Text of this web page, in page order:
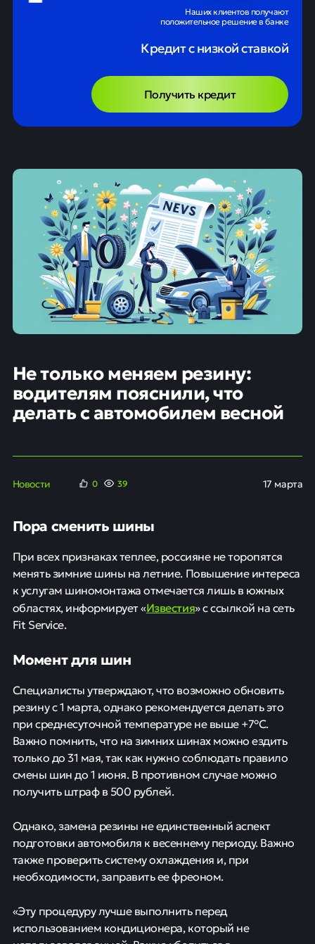
Наших клиентов получают
положительное решение в банке
Кредит с низкой ставкой
Получить кредит
Не только меняем резину:
водителям пояснили, что
делать с автомобилем весной
Новости 0 39 17 марта
Пора сменить шины
При всех признаках теплее, россияне не торопятся
менять зимние шины на летние. Повышение интереса
к услугам шиномонтажа отмечается лишь в южных
областях, информирует «Известия» с ссылкой на сеть
Fit Service.
Момент для шин
Специалисты утверждают, что возможно обновить
резину с 1 марта, однако рекомендуется делать это
при среднесуточной температуре не выше +7°С.
Важно помнить, что на зимних шинах можно ездить
только до 31 мая, так как нужно соблюдать правило
смены шин до 1 июня. В противном случае можно
получить штраф в 500 рублей.
Однако, замена резины не единственный аспект
подготовки автомобиля к весеннему периоду. Важно
также проверить систему охлаждения и, при
необходимости, заправить ее фреоном.
«Эту процедуру лучше выполнить перед
использованием кондиционера, который не